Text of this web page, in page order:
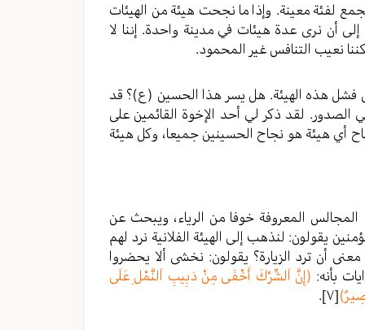
لفئة معينة. وإذا ما نجحت هيئة من الهيئات
أن نرى عدة هيئات في مدينة واحدة. إننا لا
نعيب التنافس غير المحمود.
فشل هذه الهيئة. هل يسر هذا الحسين (ع)؟ قد
الصدور. لقد ذكر لي أحد الإخوة القائمين على
أي هيئة هو نجاح الحسينين جميعا، وكل هيئة
المعروفة خوفا من الرياء، ويبحث عن
يقولون: لنذهب إلى الهيئة الفلانية نرد لهم
أن ترد الزيارة؟ يقولون: نخشى ألا يحضروا
بأنه: (إِنَّ اَلشِّرْكَ أَخْفَى مِنْ دَبِيبِ اَلنَّمْلِ عَلَى
[٧] .